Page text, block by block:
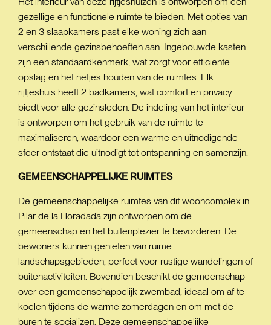
gezellige en functionele ruimte te bieden. Met opties van
2 en 3 slaapkamers past elke woning zich aan
verschillende gezinsbehoeften aan. Ingebouwde kasten
zijn een standaardkenmerk, wat zorgt voor efficiënte
opslag en het netjes houden van de ruimtes. Elk
rijtjeshuis heeft 2 badkamers, wat comfort en privacy
biedt voor alle gezinsleden. De indeling van het interieur
is ontworpen om het gebruik van de ruimte te
maximaliseren, waardoor een warme en uitnodigende
sfeer ontstaat die uitnodigt tot ontspanning en samenzijn.
GEMEENSCHAPPELIJKE RUIMTES
De gemeenschappelijke ruimtes van dit wooncomplex in
Pilar de la Horadada zijn ontworpen om de
gemeenschap en het buitenplezier te bevorderen. De
bewoners kunnen genieten van ruime
landschapsgebieden, perfect voor rustige wandelingen of
buitenactiviteiten. Bovendien beschikt de gemeenschap
over een gemeenschappelijk zwembad, ideaal om af te
koelen tijdens de warme zomerdagen en om met de
buren te socializen. Deze gemeenschappelijke